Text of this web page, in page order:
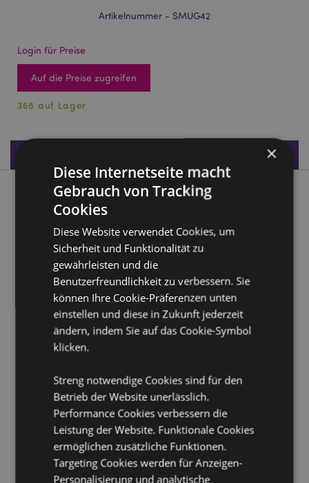
Artikelnummer - SMUG42
Login für Preise
Auf die Preise zugreifen
368 auf Lager
Produktbeschreibung
Schildkröte geformter Henkel Tasse
Material:Dolomit Keramik
Lebensmittelecht:Ja
Mikrowellensicher:Nein
Spülmaschinenfest:Nein
Volumen:400ml
Möchten Sie mehr über den Einkauf bei Puckator
erfahren?Dann lesen Sie unserenLeitfaden für
Kundeninformationen.
Produktattribute
Höhe 13.5cm Breite 12cm Durchmesser
×
Diese Internetseite macht
Gebrauch von Tracking
Cookies
Diese Website verwendet Cookies, um
Sicherheit und Funktionalität zu
gewährleisten und die
Benutzerfreundlichkeit zu verbessern. Sie
können Ihre Cookie-Präferenzen unten
einstellen und diese in Zukunft jederzeit
ändern, indem Sie auf das Cookie-Symbol
klicken.
Streng notwendige Cookies sind für den
Betrieb der Website unerlässlich.
Performance Cookies verbessern die
Leistung der Website. Funktionale Cookies
ermöglichen zusätzliche Funktionen.
Targeting Cookies werden für Anzeigen-
Personalisierung und analytische